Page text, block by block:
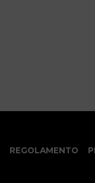
REGOLAMENTO